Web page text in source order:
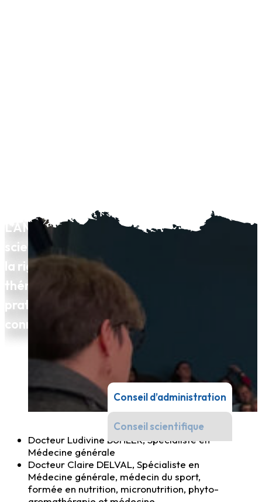
L’AMJ, en tant qu’organisme
scientifique et professionnel, met ainsi
la rigueur médicale et l'innovation
thérapeutique au service d'une
pratique du jeûne éclairée par des
connaissances médicales actualisées.
Conseil d’administration
Conseil scientifique
Docteur Ludivine BUHLER, Spécialiste en
Médecine générale
Docteur Claire DELVAL, Spécialiste en
Médecine générale, médecin du sport,
formée en nutrition, micronutrition, phyto-